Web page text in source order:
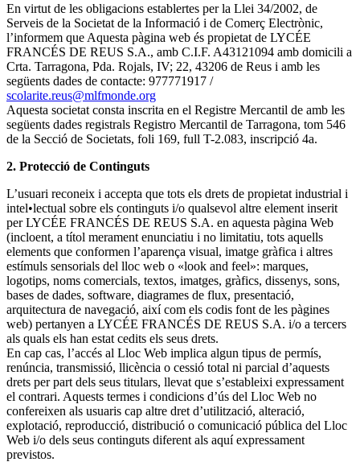
En virtut de les obligacions establertes per la Llei 34/2002, de
Serveis de la Societat de la Informació i de Comerç Electrònic,
l’informem que Aquesta pàgina web és propietat de LYCÉE
FRANCÉS DE REUS S.A., amb C.I.F. A43121094 amb domicili a
Crta. Tarragona, Pda. Rojals, IV; 22, 43206 de Reus i amb les
següents dades de contacte: 977771917 /
scolarite.reus@mlfmonde.org
Aquesta societat consta inscrita en el Registre Mercantil de amb les
següents dades registrals Registro Mercantil de Tarragona, tom 546
de la Secció de Societats, foli 169, full T-2.083, inscripció 4a.
2. Protecció de Continguts
L’usuari reconeix i accepta que tots els drets de propietat industrial i
intel•lectual sobre els continguts i/o qualsevol altre element inserit
per LYCÉE FRANCÉS DE REUS S.A. en aquesta pàgina Web
(incloent, a títol merament enunciatiu i no limitatiu, tots aquells
elements que conformen l’aparença visual, imatge gràfica i altres
estímuls sensorials del lloc web o «look and feel»: marques,
logotips, noms comercials, textos, imatges, gràfics, dissenys, sons,
bases de dades, software, diagrames de flux, presentació,
arquitectura de navegació, així com els codis font de les pàgines
web) pertanyen a LYCÉE FRANCÉS DE REUS S.A. i/o a tercers
als quals els han estat cedits els seus drets.
En cap cas, l’accés al Lloc Web implica algun tipus de permís,
renúncia, transmissió, llicència o cessió total ni parcial d’aquests
drets per part dels seus titulars, llevat que s’estableixi expressament
el contrari. Aquests termes i condicions d’ús del Lloc Web no
confereixen als usuaris cap altre dret d’utilització, alteració,
explotació, reproducció, distribució o comunicació pública del Lloc
Web i/o dels seus continguts diferent als aquí expressament
previstos.